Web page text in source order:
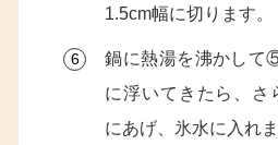
1.5cm幅に切ります。
鍋に熱湯を沸かして
に浮いてきたら、さ
にあげ、氷水に入れま